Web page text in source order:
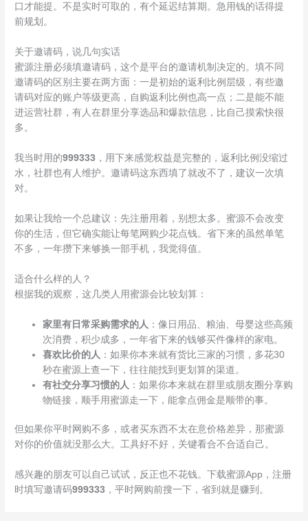
口才能提。不是实时可取的，有个延迟结算期。急用钱的话得提
前规划。
关于邀请码，说几句实话
蜜源注册必须填邀请码，这个是平台的邀请机制决定的。填不同
邀请码的区别主要在两方面：一是初始的返利比例层级，有些邀
请码对应的账户等级更高，自购返利比例也高一点；二是能不能
进运营社群，有人在群里分享选品和爆款信息，比自己摸索快很
多。
我当时用的999333 ，用下来感觉权益是完整的，返利比例没缩过
水，社群也有人维护。邀请码这东西填了就改不了，建议一次填
对。
如果让我给一个总建议：先注册用着，别想太多。蜜源不会改变
你的生活，但它确实能让每笔网购少花点钱。省下来的虽然单笔
不多，一年攒下来够换一部手机，我觉得值。
适合什么样的人？
根据我的观察，这几类人用蜜源会比较划算：
家里有日常采购需求的人 ：像日用品、粮油、母婴这些高频
次消费，积少成多，一年省下来的钱够买件像样的家电。
喜欢比价的人 ：如果你本来就有货比三家的习惯，多花30
秒在蜜源上查一下，往往能找到更划算的渠道。
有社交分享习惯的人 ：如果你本来就在群里或朋友圈分享购
物链接，顺手用蜜源走一下，能拿点佣金是顺带的事。
但如果你平时网购不多，或者买东西不太在意价格差异，那蜜源
对你的价值就没那么大。工具好不好，关键看合不合适自己。
感兴趣的朋友可以自己试试，反正也不花钱。下载蜜源App，注册
时填写邀请码999333 ，平时网购前搜一下，省到就是赚到。